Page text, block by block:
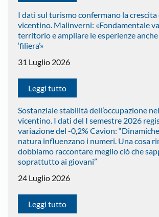
I dati sul turismo confermano la
vicentino. Malinverni: «Fondamentale
territorio e ampliare le esperienze anche
‘filiera’»
31 Luglio 2026
Leggi tutto
Sostanziale stabilità dell’occupazione
vicentino. I dati del I semestre 2026
variazione del -0,2% Cavion:
natura influenzano i numeri. Una cosa
dobbiamo raccontare meglio ciò che
soprattutto ai giovani”
24 Luglio 2026
Leggi tutto